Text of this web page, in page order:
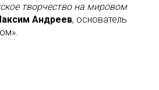
творчество на мировом
Андреев, основатель